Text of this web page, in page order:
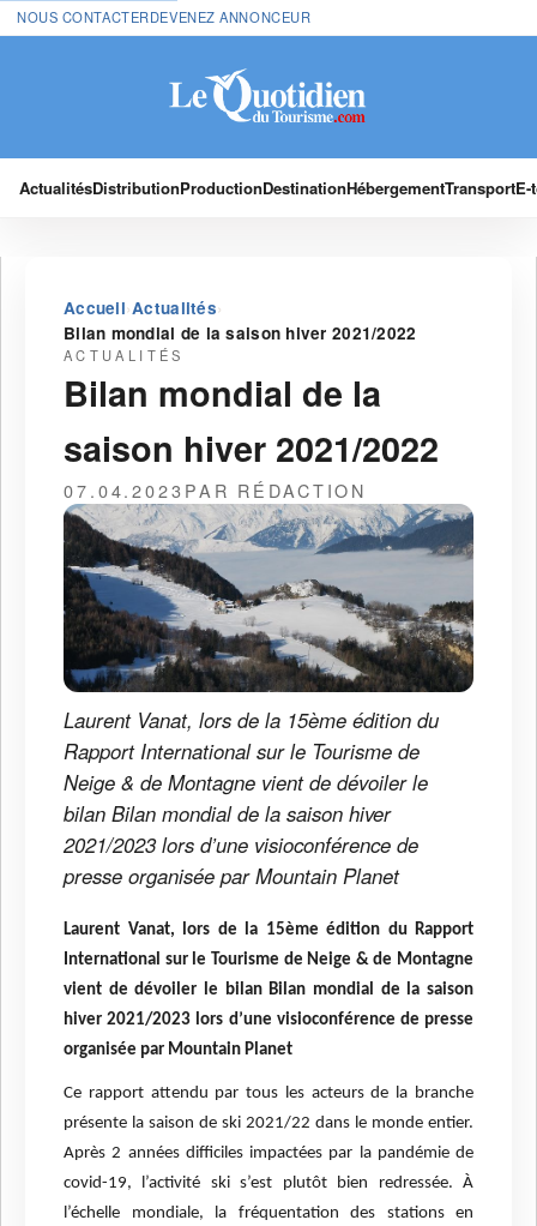
NOUS CONTACTERDEVENEZ ANNONCEUR
ActualitésDistributionProductionDestinationHébergementTransport
Accueil›Actualités›
Bilan mondial de la saison hiver 2021/2022
ACTUALITÉS
Bilan mondial de la
saison hiver 2021/2022
07.04.2023PAR RÉDACTION
Laurent Vanat, lors de la 15ème édition du
Rapport International sur le Tourisme de
Neige & de Montagne vient de dévoiler le
bilan Bilan mondial de la saison hiver
2021/2023 lors d’une visioconférence de
presse organisée par Mountain Planet
Laurent Vanat, lors de la 15ème édition du Rapport
International sur le Tourisme de Neige & de Montagne
vient de dévoiler le bilan Bilan mondial de la saison
hiver 2021/2023 lors d’une visioconférence de presse
organisée par Mountain Planet
Ce rapport attendu par tous les acteurs de la branche
présente la saison de ski 2021/22 dans le monde entier.
Après 2 années difficiles impactées par la pandémie de
covid-19, l’activité ski s’est plutôt bien redressée. À
l’échelle mondiale, la fréquentation des stations en